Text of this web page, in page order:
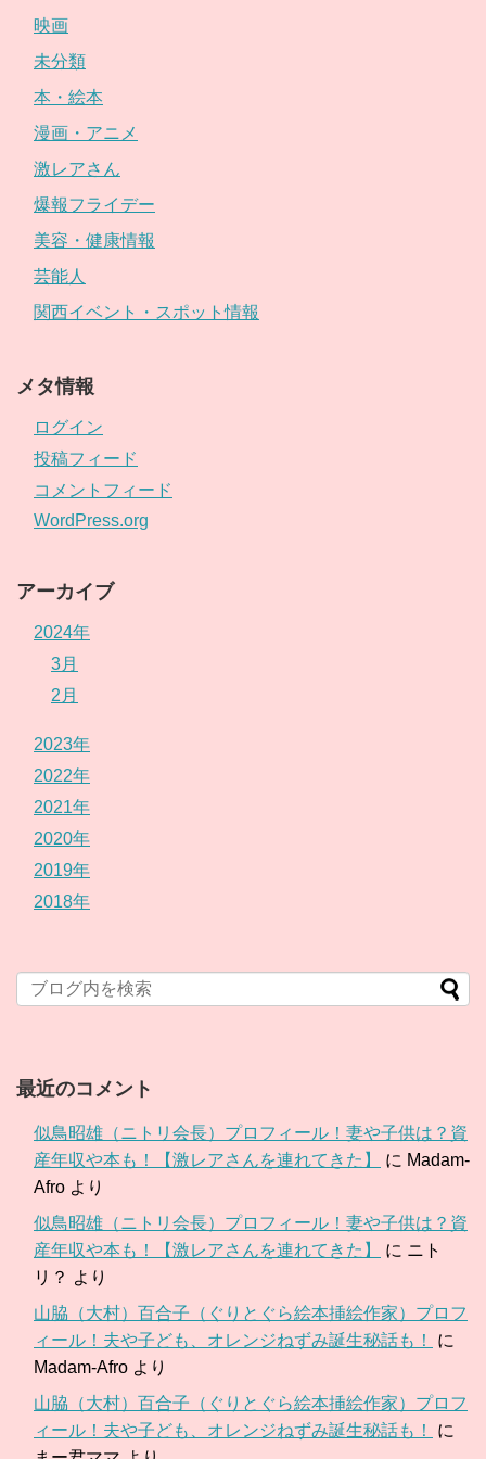
映画
未分類
本・絵本
漫画・アニメ
激レアさん
爆報フライデー
美容・健康情報
芸能人
関西イベント・スポット情報
メタ情報
ログイン
投稿フィード
コメントフィード
WordPress.org
アーカイブ
2024年
3月
2月
2023年
2022年
2021年
2020年
2019年
2018年
最近のコメント
似鳥昭雄（ニトリ会長）プロフィール！妻や子供は？資
産年収や本も！【激レアさんを連れてきた】
に Madam-
Afro より
似鳥昭雄（ニトリ会長）プロフィール！妻や子供は？資
産年収や本も！【激レアさんを連れてきた】
に ニト
リ？ より
山脇（大村）百合子（ぐりとぐら絵本挿絵作家）プロフ
ィール！夫や子ども、オレンジねずみ誕生秘話も！
に
Madam-Afro より
山脇（大村）百合子（ぐりとぐら絵本挿絵作家）プロフ
ィール！夫や子ども、オレンジねずみ誕生秘話も！
に